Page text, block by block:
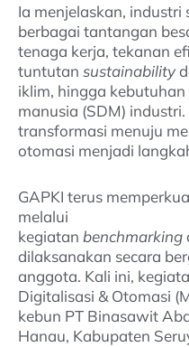
Ia menjelaskan,
berbagai tantangan
tenaga kerja, tekanan
tuntutan sustainability
iklim, hingga
manusia (SDM)
transformasi menuju
otomasi menjadi
GAPKI terus
melalui
kegiatan benchmarking
dilaksanakan secara
anggota. Kali ini,
Digitalisasi & Otomasi
kebun PT Binasawit
Hanau, Kabupaten